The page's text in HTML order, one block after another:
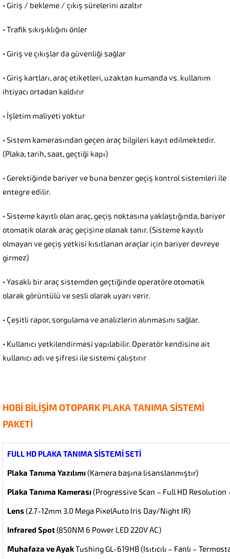
• Giriş / bekleme / çıkış sürelerini azaltır
• Trafik sıkışıklığını önler
• Giriş ve çıkışlar da güvenliği sağlar
• Giriş kartları, araç etiketleri, uzaktan kumanda vs. kullanım
ihtiyacı ortadan kaldırır
• İşletim maliyeti yoktur
• Sistem kamerasından geçen araç bilgileri kayıt edilmektedir.
(Plaka, tarih, saat, geçtiği kapı)
• Gerektiğinde bariyer ve buna benzer geçiş kontrol sistemleri ile
entegre edilir.
• Sisteme kayıtlı olan araç, geçiş noktasına yaklaştığında, bariyer
otomatik olarak araç geçişine olanak tanır. (Sisteme kayıtlı
olmayan ve geçiş yetkisi kısıtlanan araçlar için bariyer devreye
girmez)
• Yasaklı bir araç sistemden geçtiğinde operatöre otomatik
olarak görüntülü ve sesli olarak uyarı verir.
• Çeşitli rapor, sorgulama ve analizlerin alınmasını sağlar.
• Kullanıcı yetkilendirmesi yapılabilir. Operatör kendisine ait
kullanıcı adı ve şifresi ile sistemi çalıştırır
HOBİ BİLİŞİM OTOPARK PLAKA TANIMA SİSTEMİ
PAKETİ
FULL HD PLAKA TANIMA SİSTEMİ SETİ
Plaka Tanıma Yazılımı(Kamera başına lisanslanmıştır)
Plaka Tanıma Kamerası(Progressive Scan – Full HD Resolution
Lens(2.7-12mm 3.0 Mega PixelAuto Iris Day/Night IR)
Infrared Spot(850NM 6 Power LED 220V AC)
Muhafaza ve AyakTushing GL-619HB (Isıtıcılı – Fanlı –